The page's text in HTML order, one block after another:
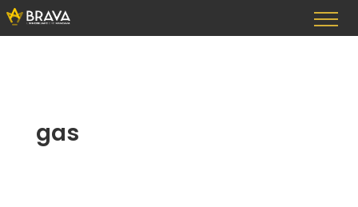
Vai
al
contenuto
gas